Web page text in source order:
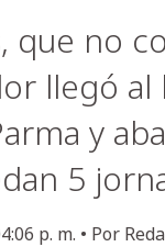
que no
llegó al
y
5
p. m. • Por